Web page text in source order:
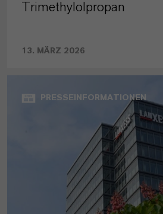
Trimethylolpropan
13. MÄRZ 2026
PRESSEINFORMATIONEN